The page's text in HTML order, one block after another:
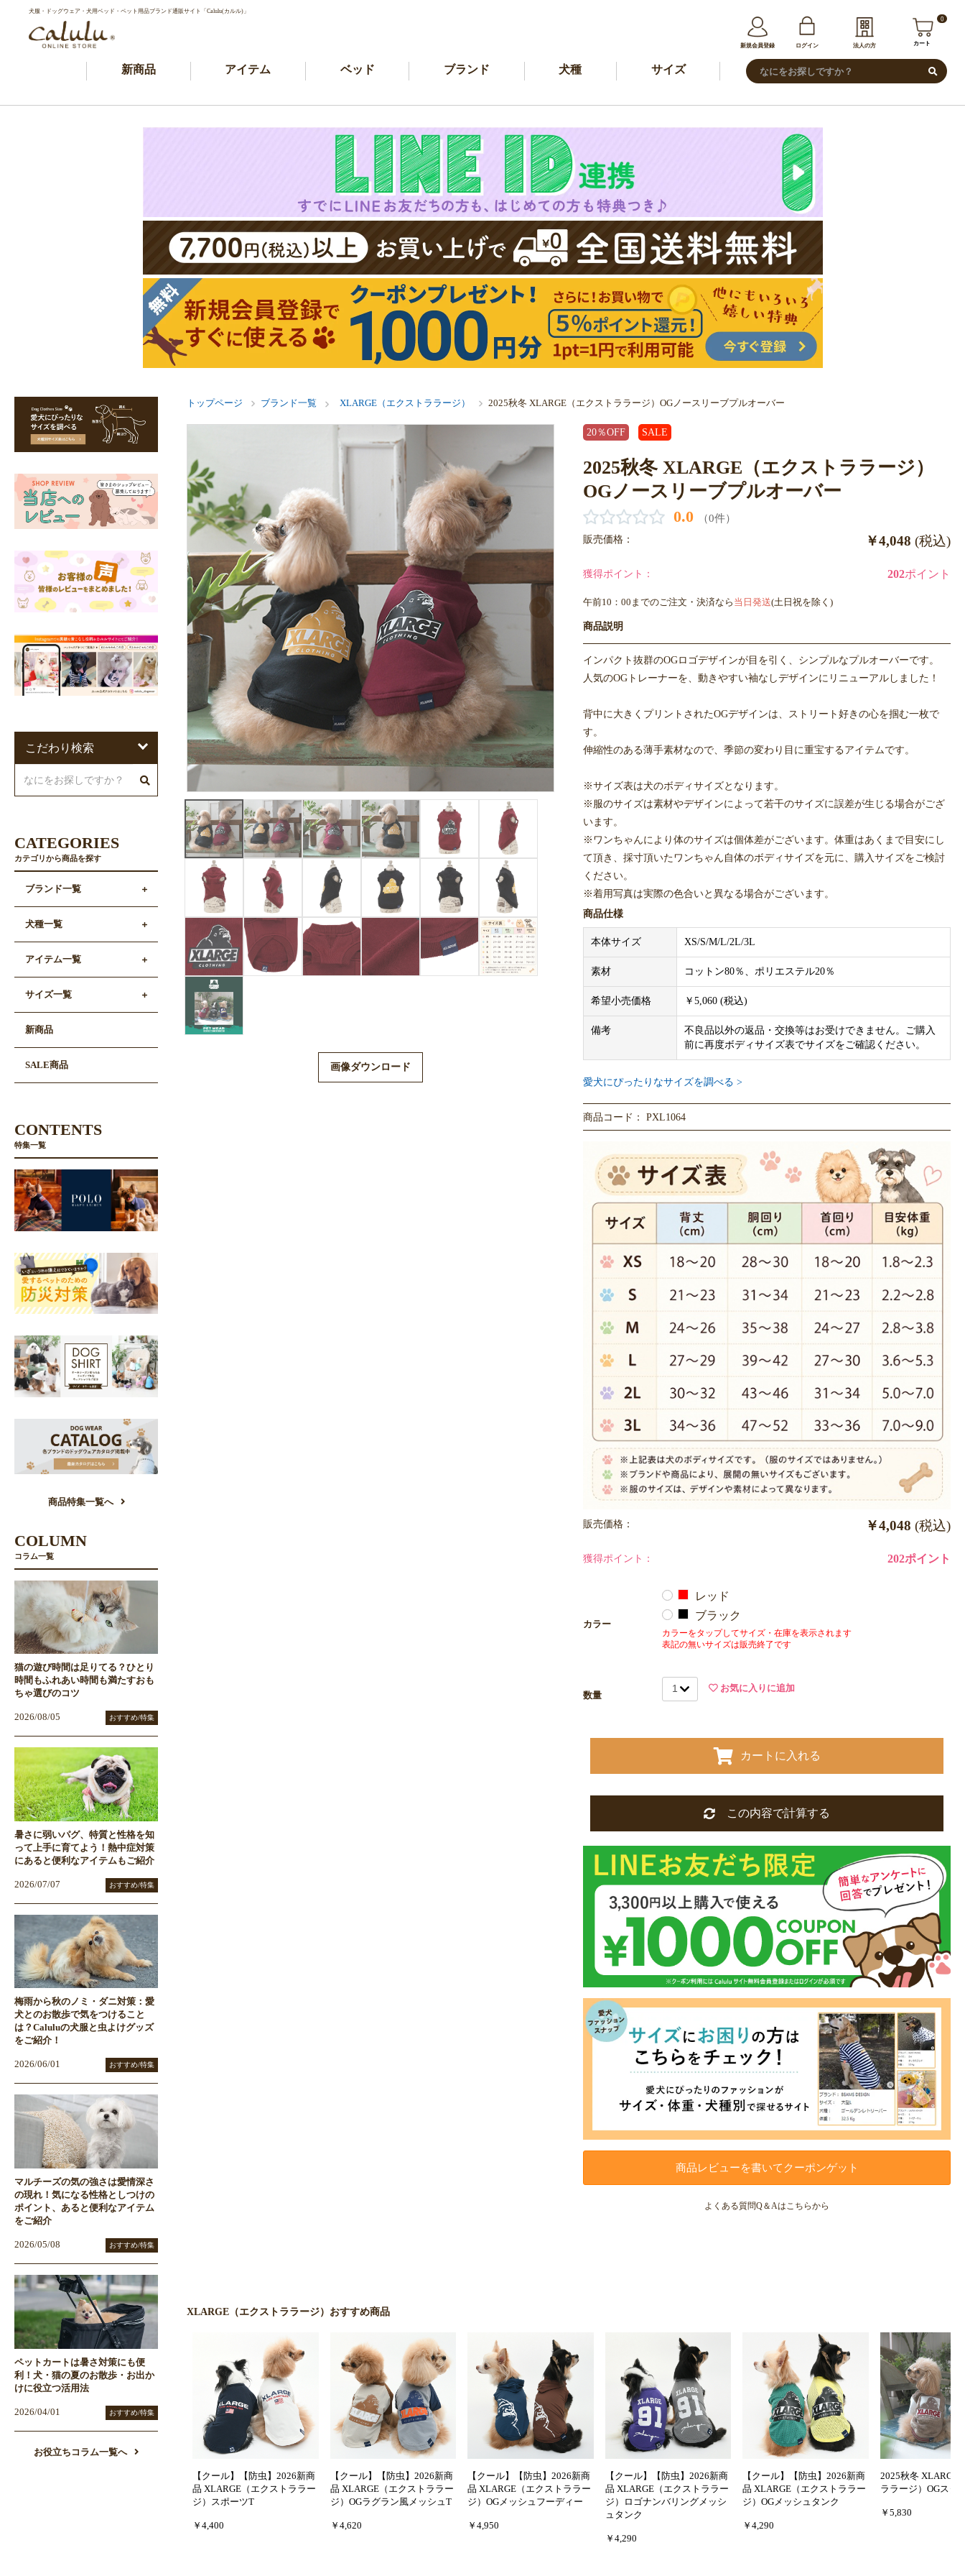
犬服・ドッグウェア・犬用ベッド・ペット用品ブランド通販サイト「Calulu(カルル)」
新規会員登録 ログイン 法人の方
0
カート
新商品 アイテム ベッド ブランド 犬種 サイズ
トップページ ブランド一覧 XLARGE（エクストララージ） 2025秋冬 XLARGE（エクストララージ）OGノースリーブプルオーバー
画像ダウンロード
20％OFF SALE
2025秋冬 XLARGE（エクストララージ）
OGノースリーブプルオーバー
0.0 （0件）
販売価格： ￥4,048 (税込)
獲得ポイント： 202ポイント
午前10：00までのご注文・決済なら 当日発送(土日祝を除く)
商品説明
インパクト抜群のOGロゴデザインが目を引く、シンプルなプルオーバーです。
人気のOGトレーナーを、動きやすい袖なしデザインにリニューアルしました！
背中に大きくプリントされたOGデザインは、ストリート好きの心を掴む一枚で
す。
伸縮性のある薄手素材なので、季節の変わり目に重宝するアイテムです。
※サイズ表は犬のボディサイズとなります。
※服のサイズは素材やデザインによって若干のサイズに誤差が生じる場合がござ
います。
※ワンちゃんにより体のサイズは個体差がございます。体重はあくまで目安にし
て頂き、採寸頂いたワンちゃん自体のボディサイズを元に、購入サイズをご検討
ください。
※着用写真は実際の色合いと異なる場合がございます。
商品仕様
本体サイズ XS/S/M/L/2L/3L
素材 コットン80％、ポリエステル20％
希望小売価格 ￥5,060 (税込)
備考
不良品以外の返品・交換等はお受けできません。ご購入
前に再度ボディサイズ表でサイズをご確認ください。
愛犬にぴったりなサイズを調べる >
商品コード： PXL1064
販売価格： ￥4,048 (税込)
獲得ポイント： 202ポイント
カラー
レッド
ブラック
カラーをタップしてサイズ・在庫を表示されます
表記の無いサイズは販売終了です
数量
お気に入りに追加
カートに入れる
カートへ進む
この内容で計算する
商品レビューを書いてクーポンゲット
よくある質問Q＆Aはこちらから
XLARGE（エクストララージ）おすすめ商品
【クール】【防虫】2026新商
品 XLARGE（エクストララー
ジ）スポーツT
￥4,400
【クール】【防虫】2026新商
品 XLARGE（エクストララー
ジ）OGラグラン風メッシュT
￥4,620
【クール】【防虫】2026新商
品 XLARGE（エクストララー
ジ）OGメッシュフーディー
￥4,950
【クール】【防虫】2026新商
品 XLARGE（エクストララー
ジ）ロゴナンバリングメッシ
ュタンク
￥4,290
【クール】【防虫】2026新商
品 XLARGE（エクストララー
ジ）OGメッシュタンク
￥4,290
2025秋冬 XLARGE
ララージ）OGスタ
￥5,830
こだわり検索
CATEGORIES
カテゴリから商品を探す
ブランド一覧
犬種一覧
アイテム一覧
サイズ一覧
新商品
SALE商品
CONTENTS
特集一覧
商品特集一覧へ
COLUMN
コラム一覧
猫の遊び時間は足りてる？ひとり
時間もふれあい時間も満たすおも
ちゃ選びのコツ
2026/08/05 おすすめ/特集
暑さに弱いパグ、特質と性格を知
って上手に育てよう！熱中症対策
にあると便利なアイテムもご紹介
2026/07/07 おすすめ/特集
梅雨から秋のノミ・ダニ対策：愛
犬とのお散歩で気をつけること
は？Caluluの犬服と虫よけグッズ
をご紹介！
2026/06/01 おすすめ/特集
マルチーズの気の強さは愛情深さ
の現れ！気になる性格としつけの
ポイント、あると便利なアイテム
をご紹介
2026/05/08 おすすめ/特集
ペットカートは暑さ対策にも便
利！犬・猫の夏のお散歩・お出か
けに役立つ活用法
2026/04/01 おすすめ/特集
お役立ちコラム一覧へ